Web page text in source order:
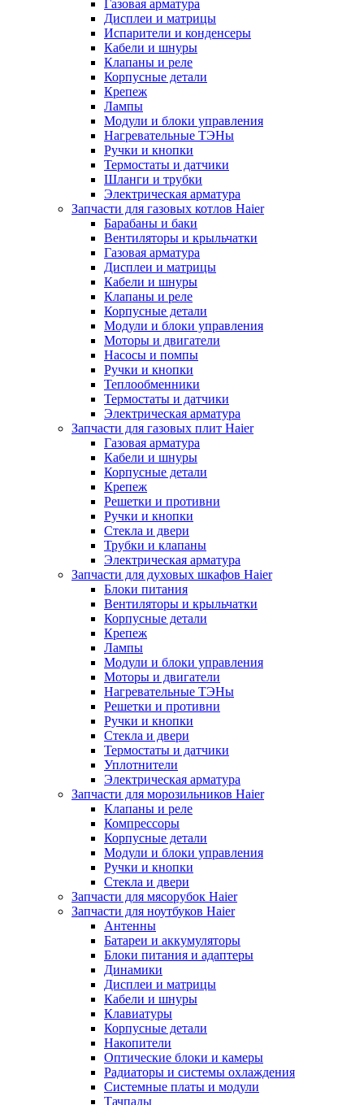
Газовая арматура
Дисплеи и матрицы
Испарители и конденсеры
Кабели и шнуры
Клапаны и реле
Корпусные детали
Крепеж
Лампы
Модули и блоки управления
Нагревательные ТЭНы
Ручки и кнопки
Термостаты и датчики
Шланги и трубки
Электрическая арматура
Запчасти для газовых котлов Haier
Барабаны и баки
Вентиляторы и крыльчатки
Газовая арматура
Дисплеи и матрицы
Кабели и шнуры
Клапаны и реле
Корпусные детали
Модули и блоки управления
Моторы и двигатели
Насосы и помпы
Ручки и кнопки
Теплообменники
Термостаты и датчики
Электрическая арматура
Запчасти для газовых плит Haier
Газовая арматура
Кабели и шнуры
Корпусные детали
Крепеж
Решетки и противни
Ручки и кнопки
Стекла и двери
Трубки и клапаны
Электрическая арматура
Запчасти для духовых шкафов Haier
Блоки питания
Вентиляторы и крыльчатки
Корпусные детали
Крепеж
Лампы
Модули и блоки управления
Моторы и двигатели
Нагревательные ТЭНы
Решетки и противни
Ручки и кнопки
Стекла и двери
Термостаты и датчики
Уплотнители
Электрическая арматура
Запчасти для морозильников Haier
Клапаны и реле
Компрессоры
Корпусные детали
Модули и блоки управления
Ручки и кнопки
Стекла и двери
Запчасти для мясорубок Haier
Запчасти для ноутбуков Haier
Антенны
Батареи и аккумуляторы
Блоки питания и адаптеры
Динамики
Дисплеи и матрицы
Кабели и шнуры
Клавиатуры
Корпусные детали
Накопители
Оптические блоки и камеры
Радиаторы и системы охлаждения
Системные платы и модули
Тачпады